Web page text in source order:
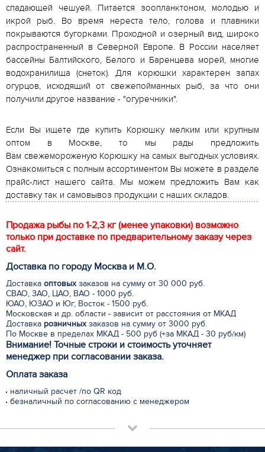
спадающей чешуей. Питается зоопланктоном, молодью и
икрой рыб. Во время нереста тело, голова и плавники
покрываются бугорками. Проходной и озерный вид, широко
распространенный в Северной Европе. В России населяет
бассейны Балтийского, Белого и Баренцева морей, многие
водохранилища (снеток). Для корюшки характерен запах
огурцов, исходящий от свежепойманных рыб, за что они
получили другое название - "огуречники".
Если Вы ищете где купить Корюшку мелким или крупным
оптом в Москве, то мы рады предложить
Вам свежемороженую Корюшку на самых выгодных условиях.
Ознакомиться с полным ассортиментом Вы можете в разделе
прайс-лист нашего сайта. Мы можем предложить Вам как
доставку так и самовывоз продукции с наших складов.
Продажа рыбы по 1-2,3 кг (менее упаковки) возможно
только при доставке по предварительному заказу через
сайт.
Доставка по городу Москва и М.О.
Доставка оптовыхзаказов на сумму от 30 000 руб.
СВАО, ЗАО, ЦАО, ВАО - 1000 руб.
ЮАО, ЮЗАО и Юг, Восток - 1500 руб.
Московская и др. области - зависит от расстояния от МКАД
Доставка розничныхзаказов на сумму от 3000 руб.
По Москве в пределах МКАД - 500 руб (+за МКАД - 30 руб/км)
Внимание! Точные строки и стоимость уточняет
менеджер при согласовании заказа.
Оплата заказа
наличный расчет /по QR код
безналичный по согласованию с менеджером